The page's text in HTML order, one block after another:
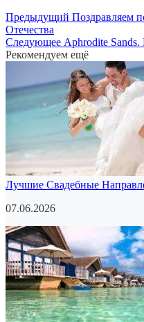
Предыдущий Поздравляем
Отечества
Следующее Aphrodite
Рекомендуем ещё
Лучшие Свадебные
07.06.2026